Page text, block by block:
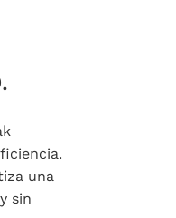
una
sin